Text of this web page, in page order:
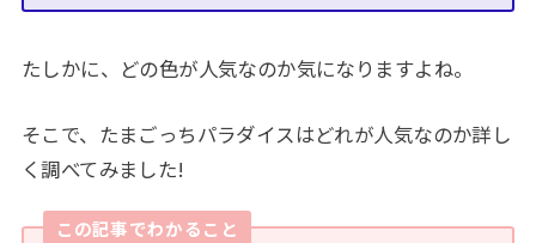
たしかに、どの色が人気なのか気になりますよね。
そこで、たまごっちパラダイスはどれが人気なのか詳し
く調べてみました!
この記事でわかること